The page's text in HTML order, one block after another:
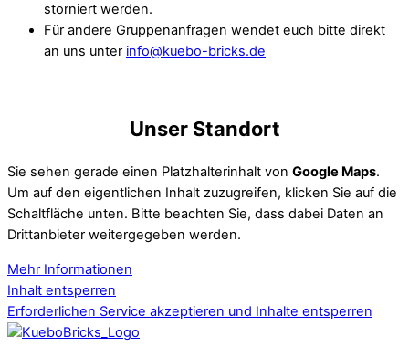
storniert werden.
Für andere Gruppenanfragen wendet euch bitte direkt
an uns unter info@kuebo-bricks.de
Unser Standort
Sie sehen gerade einen Platzhalterinhalt von Google Maps.
Um auf den eigentlichen Inhalt zuzugreifen, klicken Sie auf die
Schaltfläche unten. Bitte beachten Sie, dass dabei Daten an
Drittanbieter weitergegeben werden.
Mehr Informationen
Inhalt entsperren
Erforderlichen Service akzeptieren und Inhalte entsperren